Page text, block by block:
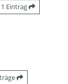
1 Eintrag